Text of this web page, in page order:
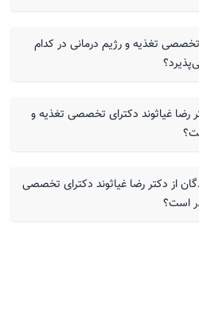
صورت غیر حضوری هم در خدمتم.
شرط اصلی هست.
دهی
تخصصی تغذیه و رژیم درمانی در کدام
رضا غیاثوند دکترای تخصصی تغذیه و
از دکتر رضا غیاثوند دکترای تخصصی
است؟